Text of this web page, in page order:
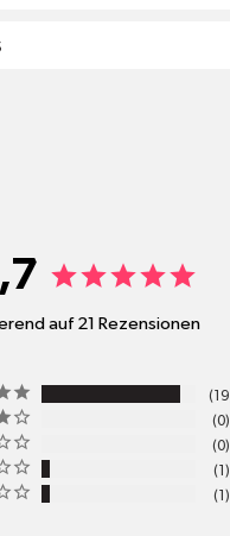
pro
auf 21 Rezensionen
19
0
0